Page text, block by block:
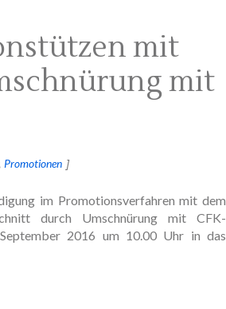
mit
mit
Promotionen
im Promotionsverfahren mit dem
durch Umschnürung mit CFK-
2016 um 10.00 Uhr in das